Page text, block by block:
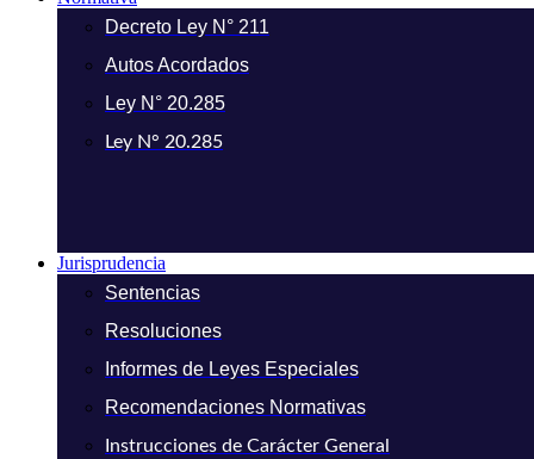
Decreto Ley N° 211
Autos Acordados
Ley N° 20.285
Ley N° 20.285
Jurisprudencia
Sentencias
Resoluciones
Informes de Leyes Especiales
Recomendaciones Normativas
Instrucciones de Carácter General